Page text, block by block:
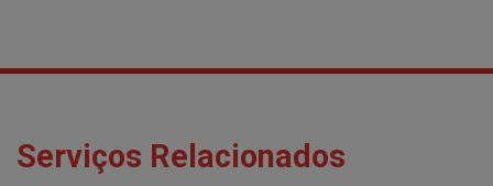
Serviços Relacionados